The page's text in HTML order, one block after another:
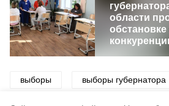
области
выборы выборы губернатора